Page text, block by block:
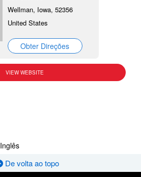
Wellman, Iowa, 52356
United States
Obter Direções
VIEW WEBSITE
Inglês
De volta ao topo